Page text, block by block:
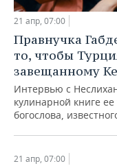
21 апр, 07:00
Правнучка
то, чтобы
завещанному
Интервью с
кулинарной книге
богослова,
21 апр, 07:00